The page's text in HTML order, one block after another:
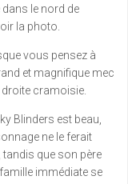
le nord de
la photo.
vous pensez à
et magnifique mec
cramoisie.
Blinders est beau,
ne le ferait
que son père
immédiate se